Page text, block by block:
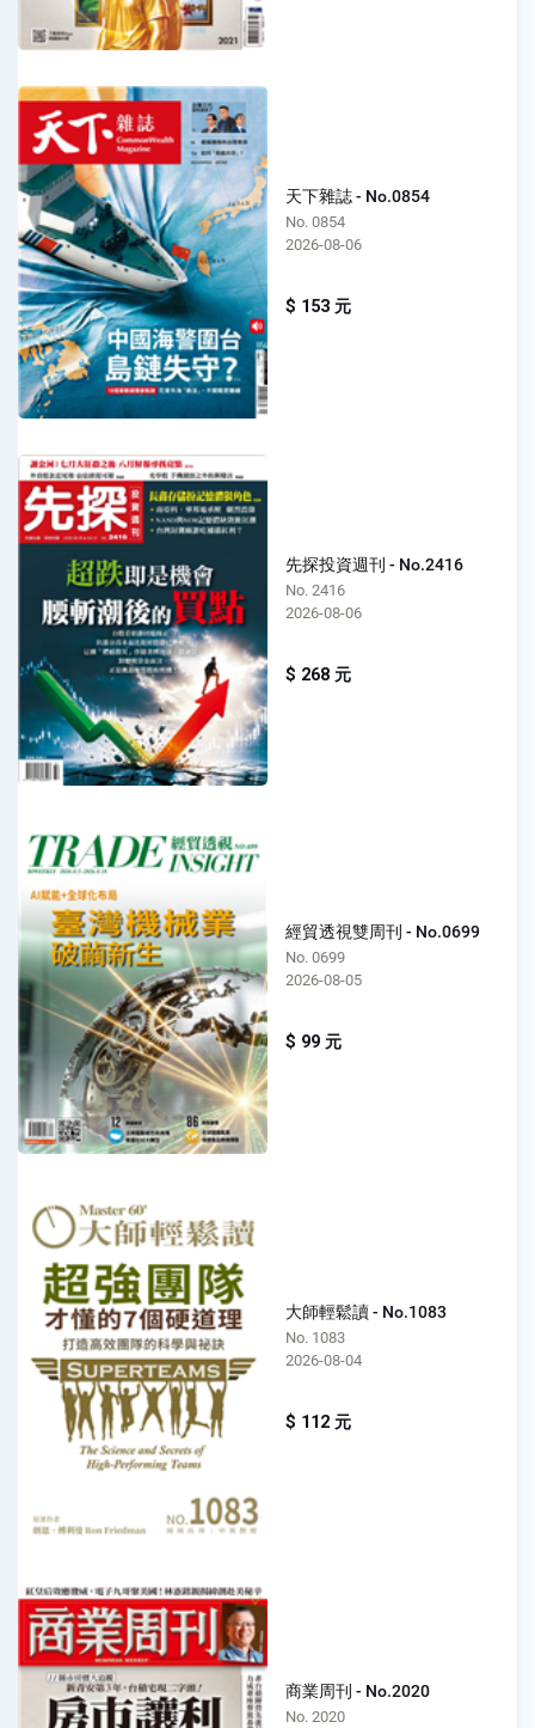
天下雜誌 - No.0854
No. 0854
2026-08-06
$ 153 元
先探投資週刊 - No.2416
No. 2416
2026-08-06
$ 268 元
經貿透視雙周刊 - No.0699
No. 0699
2026-08-05
$ 99 元
大師輕鬆讀 - No.1083
No. 1083
2026-08-04
$ 112 元
商業周刊 - No.2020
No. 2020